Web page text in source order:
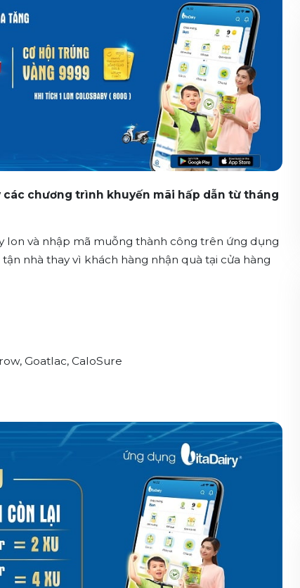
chương trình khuyến mãi hấp dẫn từ tháng
lon và nhập mã muỗng thành công trên ứng dụng
nhà thay vì khách hàng nhận quà tại cửa hàng
Goatlac, CaloSure